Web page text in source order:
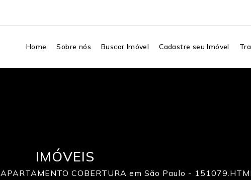
Home Sobre nós Buscar Imóvel Cadastre seu Imóvel
IMÓVEIS
APARTAMENTO COBERTURA em São Paulo -